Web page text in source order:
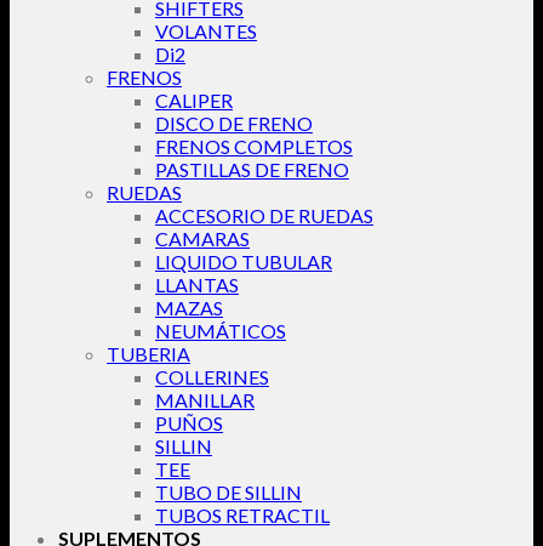
SHIFTERS
VOLANTES
Di2
FRENOS
CALIPER
DISCO DE FRENO
FRENOS COMPLETOS
PASTILLAS DE FRENO
RUEDAS
ACCESORIO DE RUEDAS
CAMARAS
LIQUIDO TUBULAR
LLANTAS
MAZAS
NEUMÁTICOS
TUBERIA
COLLERINES
MANILLAR
PUÑOS
SILLIN
TEE
TUBO DE SILLIN
TUBOS RETRACTIL
SUPLEMENTOS